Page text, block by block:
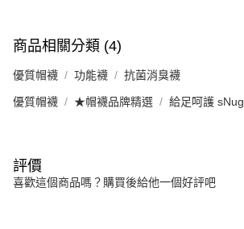
商品相關分類 (4)
優質帽襪 功能襪 抗菌消臭襪
優質帽襪 ★帽襪品牌精選 給足呵護 sNug
評價
喜歡這個商品嗎？購買後給他一個好評吧